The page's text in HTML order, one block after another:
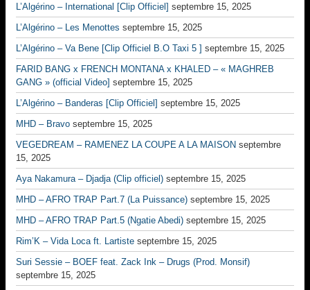
L’Algérino – International [Clip Officiel] septembre 15, 2025
L’Algérino – Les Menottes septembre 15, 2025
L’Algérino – Va Bene [Clip Officiel B.O Taxi 5 ] septembre 15, 2025
FARID BANG x FRENCH MONTANA x KHALED – « MAGHREB
GANG » (official Video] septembre 15, 2025
L’Algérino – Banderas [Clip Officiel] septembre 15, 2025
MHD – Bravo septembre 15, 2025
VEGEDREAM – RAMENEZ LA COUPE A LA MAISON septembre
15, 2025
Aya Nakamura – Djadja (Clip officiel) septembre 15, 2025
MHD – AFRO TRAP Part.7 (La Puissance) septembre 15, 2025
MHD – AFRO TRAP Part.5 (Ngatie Abedi) septembre 15, 2025
Rim’K – Vida Loca ft. Lartiste septembre 15, 2025
Suri Sessie – BOEF feat. Zack Ink – Drugs (Prod. Monsif)
septembre 15, 2025